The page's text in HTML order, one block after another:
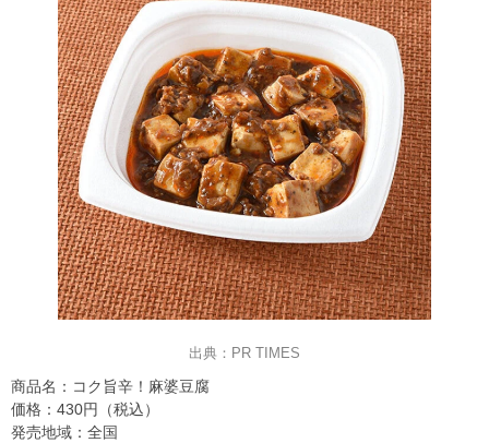
出典：PR TIMES
商品名：コク旨辛！麻婆豆腐
価格：430円（税込）
発売地域：全国